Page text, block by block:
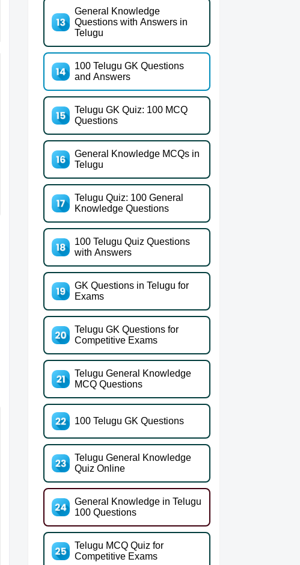
General Knowledge
Questions with Answers in
Telugu
100 Telugu GK Questions
and Answers
Telugu GK Quiz: 100 MCQ
Questions
General Knowledge MCQs in
Telugu
Telugu Quiz: 100 General
Knowledge Questions
100 Telugu Quiz Questions
with Answers
GK Questions in Telugu for
Exams
Telugu GK Questions for
Competitive Exams
Telugu General Knowledge
MCQ Questions
100 Telugu GK Questions
Telugu General Knowledge
Quiz Online
General Knowledge in Telugu
100 Questions
Telugu MCQ Quiz for
Competitive Exams